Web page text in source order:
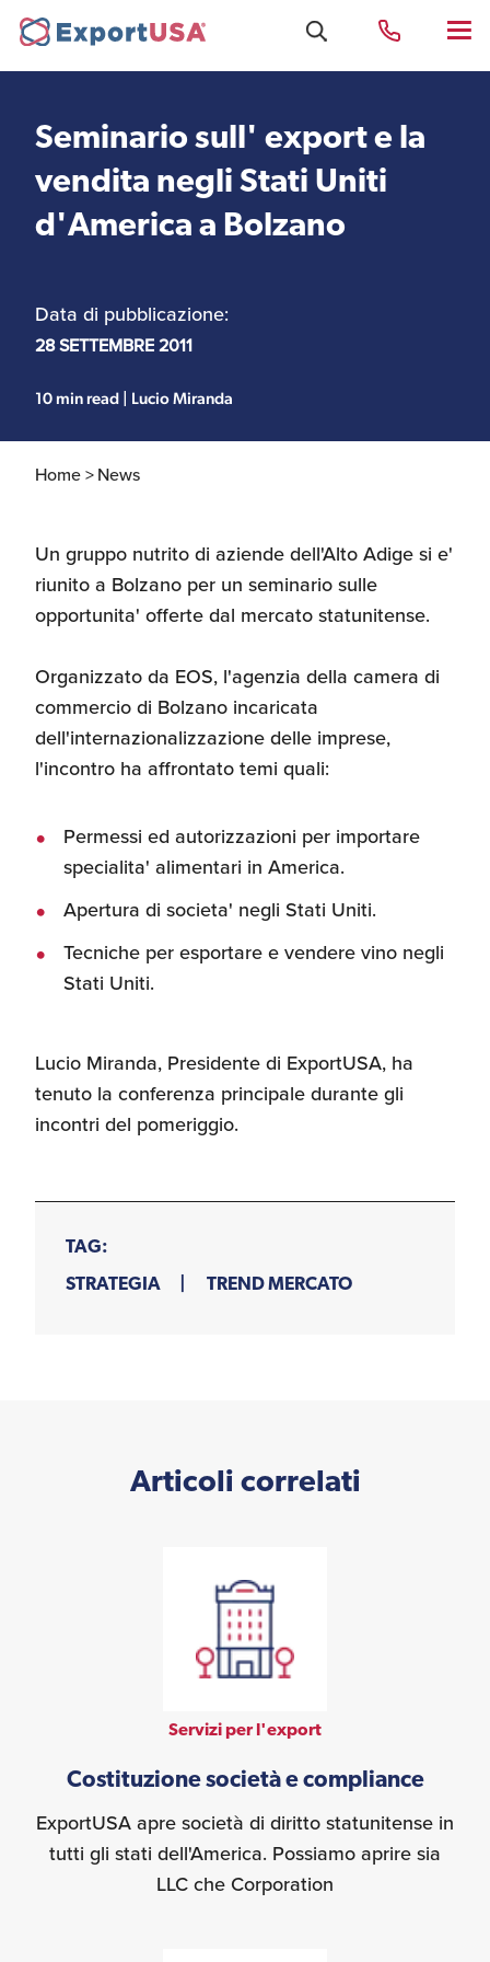
Uffici e Team Exportusa
di Rimini
ExportUSA a Bruxelles
Perchè gli Stati Uniti
I Partner di ExportUSA
New York, Corp.
Manuale pratico sul
commercio con gli USA
gli ITIN
Media
Fiscali
Visti USA
Servizi Expat Italiani
negli USA
Logistica
Ricerca Distributori di
Macchinari Industriali
Comunicazione
e Accesso al Mercato
Gestione Risorse
Umane
Seminario sull' export e la
vendita negli Stati Uniti
d'America a Bolzano
Data di pubblicazione:
28 SETTEMBRE 2011
10 min read | Lucio Miranda
Home >News
Un gruppo nutrito di aziende dell'Alto Adige si e'
riunito a Bolzano per un seminario sulle
opportunita' offerte dal mercato statunitense.
Organizzato da EOS, l'agenzia della camera di
commercio di Bolzano incaricata
dell'internazionalizzazione delle imprese,
l'incontro ha affrontato temi quali:
Permessi ed autorizzazioni per importare
specialita' alimentari in America.
Apertura di societa' negli Stati Uniti.
Tecniche per esportare e vendere vino negli
Stati Uniti.
Lucio Miranda, Presidente di ExportUSA, ha
tenuto la conferenza principale durante gli
incontri del pomeriggio.
TAG:
STRATEGIA
TREND MERCATO
Articoli correlati
Servizi per l'export
Costituzione società e compliance
ExportUSA apre società di diritto statunitense in
tutti gli stati dell'America. Possiamo aprire sia
LLC che Corporation